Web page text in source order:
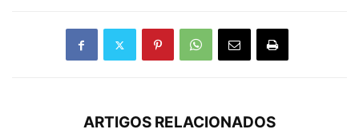
ARTIGOS RELACIONADOS